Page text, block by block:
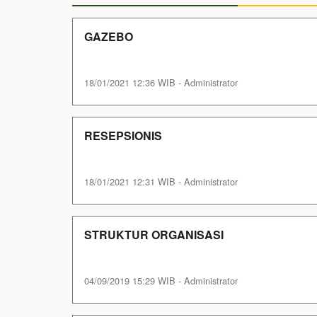
GAZEBO
18/01/2021 12:36 WIB - Administrator
RESEPSIONIS
18/01/2021 12:31 WIB - Administrator
STRUKTUR ORGANISASI
04/09/2019 15:29 WIB - Administrator